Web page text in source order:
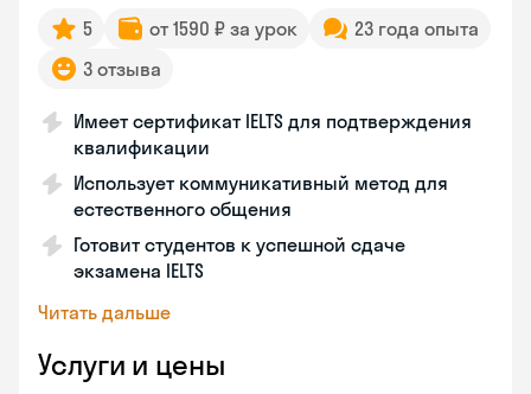
5 от 1590 ₽ за урок
23 года опыта
3 отзыва
Имеет сертификат IELTS для подтверждения
квалификации
Использует коммуникативный метод для
естественного общения
Готовит студентов к успешной сдаче
экзамена IELTS
Читать дальше
Услуги и цены